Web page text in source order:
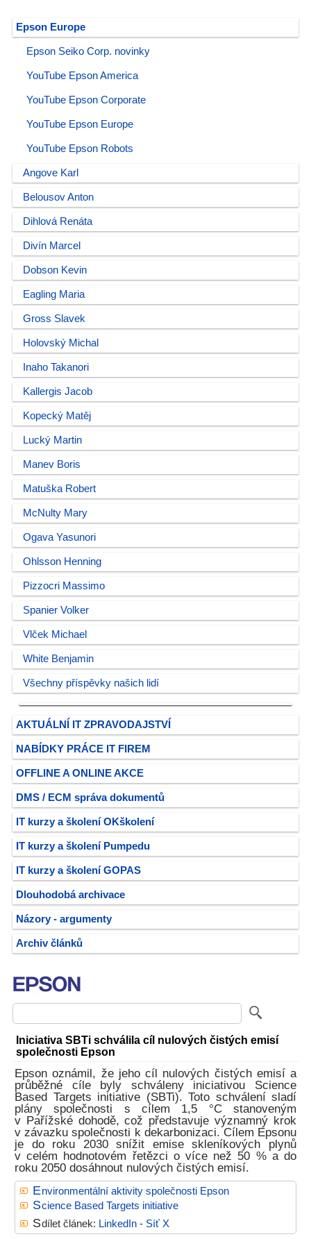
Epson Europe
Epson Seiko Corp. novinky
YouTube Epson America
YouTube Epson Corporate
YouTube Epson Europe
YouTube Epson Robots
Angove Karl
Belousov Anton
Dihlová Renáta
Divín Marcel
Dobson Kevin
Eagling Maria
Gross Slavek
Holovský Michal
Inaho Takanori
Kallergis Jacob
Kopecký Matěj
Lucký Martin
Manev Boris
Matuška Robert
McNulty Mary
Ogava Yasunori
Ohlsson Henning
Pizzocri Massimo
Spanier Volker
Vlček Michael
White Benjamin
Všechny příspěvky našich lidí
AKTUÁLNÍ IT ZPRAVODAJSTVÍ
NABÍDKY PRÁCE IT FIREM
OFFLINE A ONLINE AKCE
DMS / ECM správa dokumentů
IT kurzy a školení OKškolení
IT kurzy a školení Pumpedu
IT kurzy a školení GOPAS
Dlouhodobá archivace
Názory - argumenty
Archiv článků
Iniciativa SBTi schválila cíl nulových čistých emisí
společnosti Epson
Epson oznámil, že jeho cíl nulových čistých emisí a
průběžné cíle byly schváleny iniciativou Science
Based Targets initiative (SBTi). Toto schválení sladí
plány společnosti s cílem 1,5 °C stanoveným
v Pařížské dohodě, což představuje významný krok
v závazku společnosti k dekarbonizaci. Cílem Epsonu
je do roku 2030 snížit emise skleníkových plynů
v celém hodnotovém řetězci o více než 50 % a do
roku 2050 dosáhnout nulových čistých emisí.
Environmentální aktivity společnosti Epson
Science Based Targets initiative
Sdílet článek: LinkedIn- Síť X